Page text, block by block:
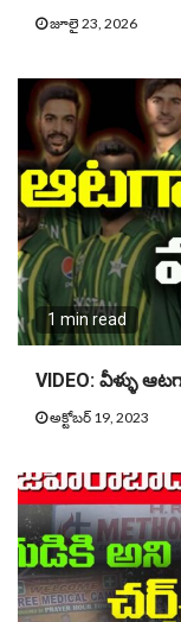
జూలై 23, 2026
1 min read
VIDEO: వీళ్ళు
అక్టోబర్ 19, 2023